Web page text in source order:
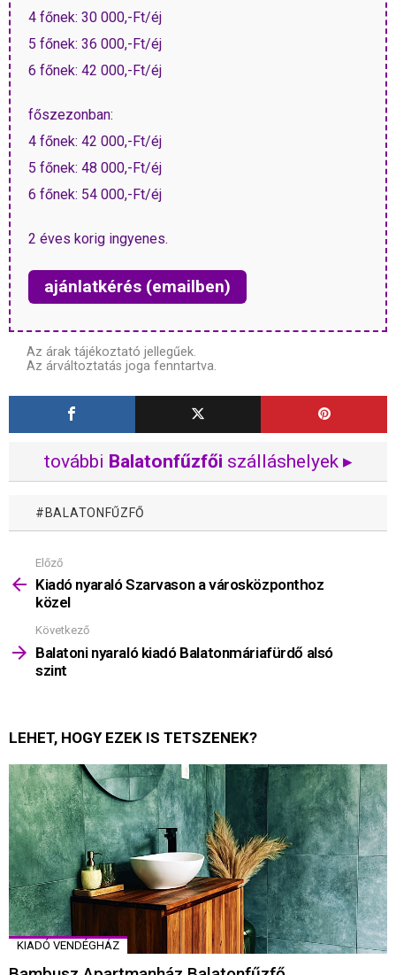
4 főnek: 30 000,-Ft/éj
5 főnek: 36 000,-Ft/éj
6 főnek: 42 000,-Ft/éj
főszezonban:
4 főnek: 42 000,-Ft/éj
5 főnek: 48 000,-Ft/éj
6 főnek: 54 000,-Ft/éj
2 éves korig ingyenes.
ajánlatkérés (emailben)
Az árak tájékoztató jellegűek.
Az árváltoztatás joga fenntartva.
további Balatonfűzfői szálláshelyek ▸
BALATONFŰZFŐ
Mutass
többet
Előző
Kiadó nyaraló Szarvason a városközponthoz
közel
Következő
Balatoni nyaraló kiadó Balatonmáriafürdő alsó
szint
LEHET, HOGY EZEK IS TETSZENEK?
KIADÓ VENDÉGHÁZ